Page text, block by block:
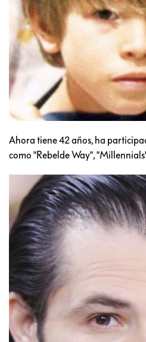
Ahora tiene 42 años, ha
como "Rebelde Way",